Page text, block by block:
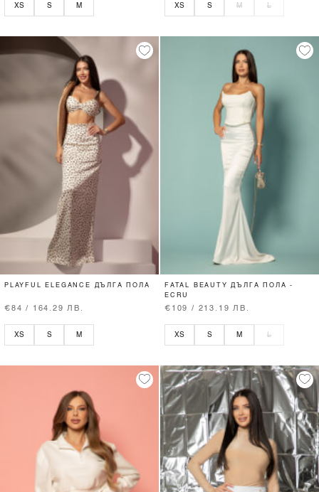
XS S M XS S M L
PLAYFUL ELEGANCE ДЪЛГА ПОЛА
€84 / 164.29 ЛВ.
XS S M
FATAL BEAUTY ДЪЛГА ПОЛА -
ECRU
€109 / 213.19 ЛВ.
XS S M L